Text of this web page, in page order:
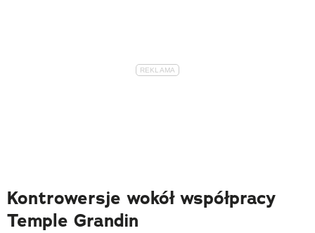
Kontrowersje wokół współpracy
Temple Grandin